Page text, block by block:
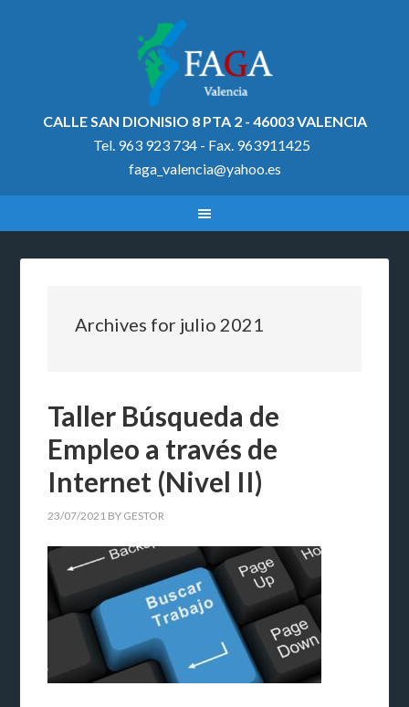
CALLE SAN DIONISIO 8 PTA 2 - 46003 VALENCIA
Tel. 963 923 734 - Fax. 963911425
faga_valencia@yahoo.es
Archives for julio 2021
Taller Búsqueda de
Empleo a través de
Internet (Nivel II)
23/07/2021 BY GESTOR